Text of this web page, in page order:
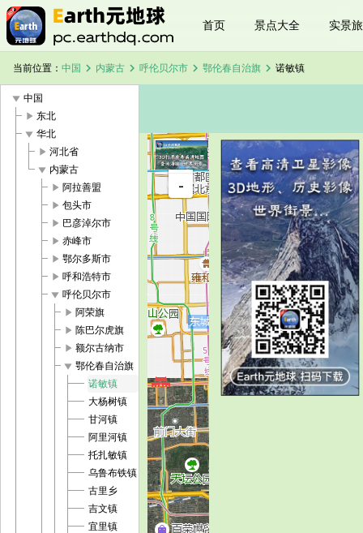
首页 景点大全 实景
当前位置： 中国 chevron_right 内蒙古 chevron_right 呼伦贝尔市 chevron_right 鄂伦春自治旗 chevron_right 诺敏镇
play_arrow 中国
play_arrow 东北
play_arrow 华北
play_arrow 河北省
play_arrow 内蒙古
play_arrow 阿拉善盟
play_arrow 包头市
play_arrow 巴彦淖尔市
play_arrow 赤峰市
play_arrow 鄂尔多斯市
play_arrow 呼和浩特市
play_arrow 呼伦贝尔市
play_arrow 阿荣旗
play_arrow 陈巴尔虎旗
play_arrow 额尔古纳市
play_arrow 鄂伦春自治旗
诺敏镇
大杨树镇
甘河镇
阿里河镇
托扎敏镇
乌鲁布铁镇
古里乡
吉文镇
宜里镇
诺敏镇卫星
地图
加载中，请
稍候...
+
-